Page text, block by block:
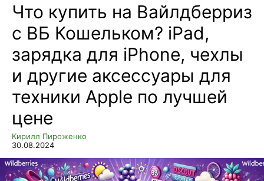
Что купить на Вайлдберриз
с ВБ Кошельком? iPad,
зарядка для iPhone, чехлы
и другие аксессуары для
техники Apple по лучшей
цене
Кирилл Пироженко
30.08.2024